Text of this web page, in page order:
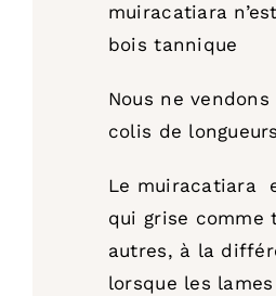
muiracatiara
bois tannique
Nous ne vendons
colis de
Le muiracatiara
qui grise comme
autres, à la
lorsque les